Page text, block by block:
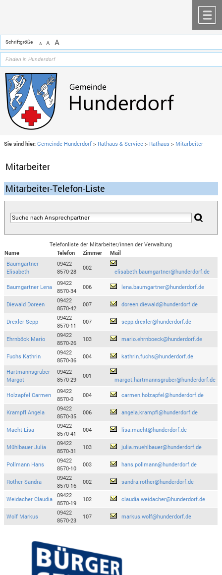
Schriftgröße A A A
Sie sind hier: Gemeinde Hunderdorf > Rathaus & Service > Rathaus > Mitarbeiter
Mitarbeiter
Mitarbeiter-Telefon-Liste
Telefonliste der Mitarbeiter/innen der Verwaltung
Name
Telefon Zimmer
Mail
Baumgartner
Elisabeth
09422
8570-28
002
elisabeth.baumgartner@hunderdorf.de
Baumgartner Lena
09422
8570-34
006 lena.baumgartner@hunderdorf.de
Diewald Doreen
09422
8570-42
007 doreen.diewald@hunderdorf.de
Drexler Sepp
09422
8570-11
007 sepp.drexler@hunderdorf.de
Ehrnböck Mario
09422
8570-26
103 mario.ehrnboeck@hunderdorf.de
Fuchs Kathrin
09422
8570-36
004 kathrin.fuchs@hunderdorf.de
Hartmannsgruber
Margot
09422
8570-29
001
margot.hartmannsgruber@hunderdorf.de
Holzapfel Carmen
09422
8570-0
004 carmen.holzapfel@hunderdorf.de
Krampfl Angela
09422
8570-35
006 angela.krampfl@hunderdorf.de
Macht Lisa
09422
8570-41
004 lisa.macht@hunderdorf.de
Mühlbauer Julia
09422
8570-31
103 julia.muehlbauer@hunderdorf.de
Pollmann Hans
09422
8570-10
003 hans.pollmann@hunderdorf.de
Rother Sandra
09422
8570-16
002 sandra.rother@hunderdorf.de
Weidacher Claudia
09422
8570-19
102 claudia.weidacher@hunderdorf.de
Wolf Markus
09422
8570-23
107 markus.wolf@hunderdorf.de